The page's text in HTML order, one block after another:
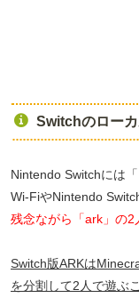
Switchのロー
Nintendo Switchには
Wi-FiやNintendo
残念ながら「ark」の2
Switch版ARKは
を分割して2人で遊ぶ